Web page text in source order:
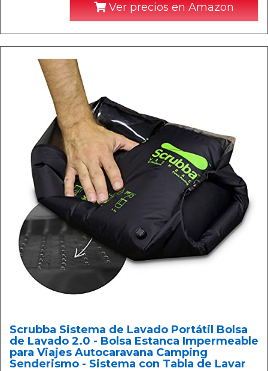
Ver precios en Amazon
Scrubba Sistema de Lavado Portátil Bolsa
de Lavado 2.0 - Bolsa Estanca Impermeable
para Viajes Autocaravana Camping
Senderismo - Sistema con Tabla de Lavar